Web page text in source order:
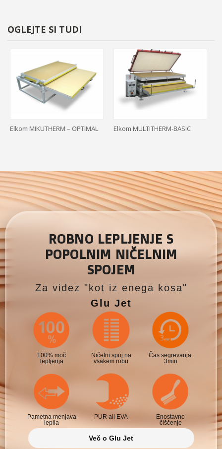
OGLEJTE SI TUDI
Elkom MIKUTHERM – OPTIMAL Elkom MULTITHERM-BASIC
ROBNO LEPLJENJE S
POPOLNIM NIČELNIM
SPOJEM
Za videz "kot iz enega kosa"
Glu Jet
100% moč
lepljenja
Ničelni spoj na
vsakem robu
Čas segrevanja:
3min
Pametna menjava
lepila
PUR ali EVA
Enostavno
čiščenje
Več o Glu Jet